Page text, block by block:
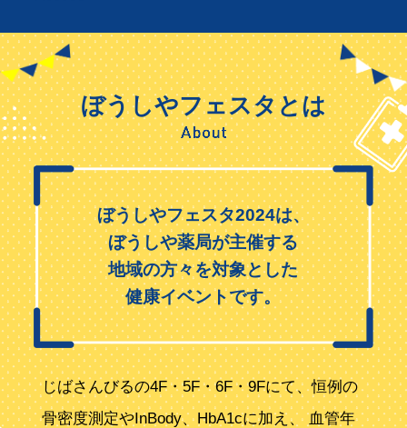
ぼうしやフェスタとは
ぼうしやフェスタ2024は、
ぼうしや薬局が主催する
地域の方々を対象とした
健康イベントです。
じばさんびるの4F・5F・6F・9Fにて、恒例の
骨密度測定やInBody、HbA1cに加え、 血管年